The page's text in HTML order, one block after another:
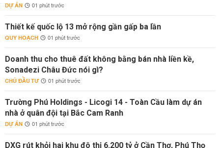
DỰ ÁN 01 phút trước
Thiết kế quốc lộ 13 mở rộng gần gấp ba lần
QUY HOẠCH 01 phút trước
Doanh thu cho thuê đất không bằng bán nhà liền kề,
Sonadezi Châu Đức nói gì?
CHỦ ĐẦU TƯ 01 phút trước
Trường Phú Holdings - Licogi 14 - Toàn Cầu làm dự án
nhà ở quân đội tại Bắc Cam Ranh
DỰ ÁN 01 phút trước
DXG rút khỏi hai khu đô thị 6.200 tỷ ở Cần Thơ, Phú Thọ